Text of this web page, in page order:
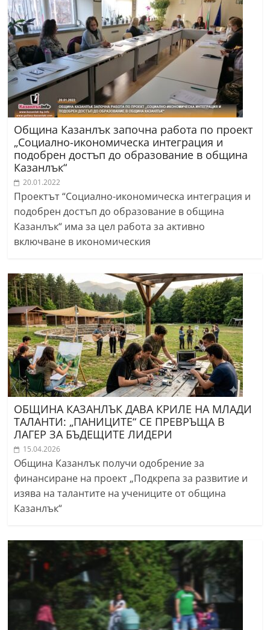
Община Казанлък започна работа по проект
„Социално-икономическа интеграция и
подобрен достъп до образование в община
Казанлък“
20.01.2022
Проектът “Социално-икономическа интеграция и
подобрен достъп до образование в община
Казанлък“ има за цел работа за активно
включване в икономическия
ОБЩИНА КАЗАНЛЪК ДАВА КРИЛЕ НА МЛАДИ
ТАЛАНТИ: „ПАНИЦИТЕ“ СЕ ПРЕВРЪЩА В
ЛАГЕР ЗА БЪДЕЩИТЕ ЛИДЕРИ
15.04.2026
Община Казанлък получи одобрение за
финансиране на проект „Подкрепа за развитие и
изява на талантите на учениците от община
Казанлък“